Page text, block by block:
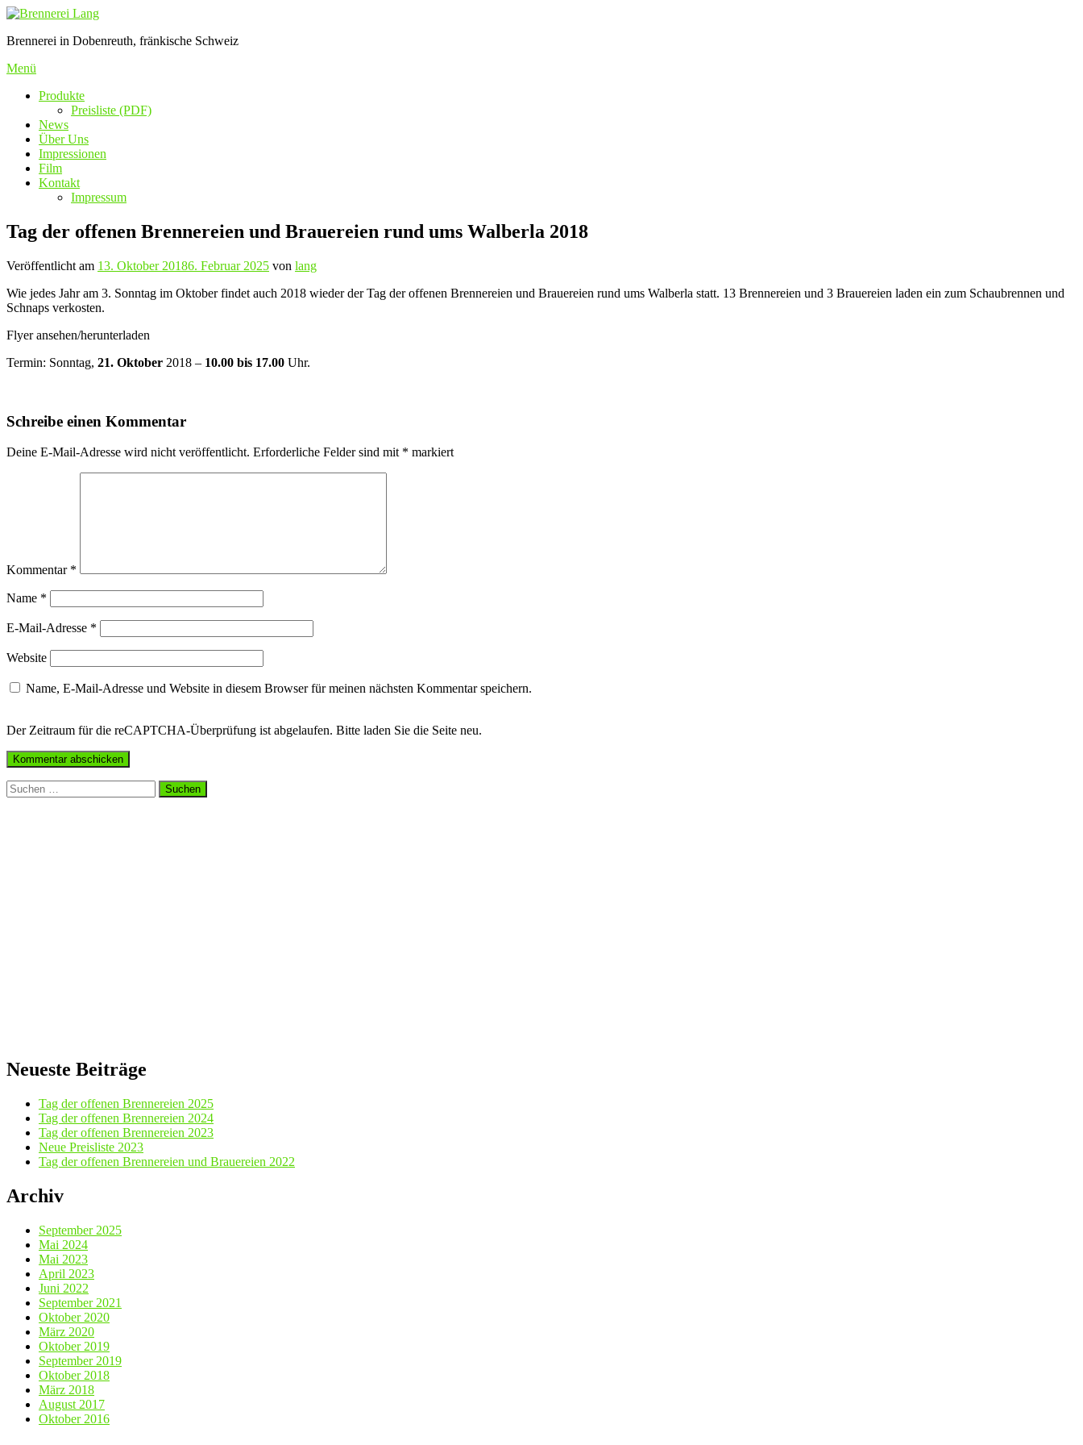
Zum
springen
Brennerei in Dobenreuth, fränkische Schweiz
Menü
Produkte
Preisliste (PDF)
News
Über Uns
Impressionen
Film
Kontakt
Impressum
Tag der offenen Brennereien und Brauereien rund ums Walberla 2018
Veröffentlicht am 13. Oktober 20186. Februar 2025 von lang
Wie jedes Jahr am 3. Sonntag im Oktober findet auch 2018 wieder der Tag der offenen Brennereien und Brauereien rund ums Walberla statt. 13 Brennereien und 3 Brauereien laden ein zum Schaubrennen und
Schnaps verkosten.
Flyer ansehen/herunterladen
Termin: Sonntag, 21. Oktober 2018 – 10.00 bis 17.00 Uhr.
Schreibe einen Kommentar
Deine E-Mail-Adresse wird nicht veröffentlicht. Erforderliche Felder sind mit * markiert
Kommentar *
Name *
E-Mail-Adresse *
Website
Name, E-Mail-Adresse und Website in diesem Browser für meinen nächsten Kommentar speichern.
Der Zeitraum für die reCAPTCHA-Überprüfung ist abgelaufen. Bitte laden Sie die Seite neu.
Suchen
nach:
Neueste Beiträge
Tag der offenen Brennereien 2025
Tag der offenen Brennereien 2024
Tag der offenen Brennereien 2023
Neue Preisliste 2023
Tag der offenen Brennereien und Brauereien 2022
Archiv
September 2025
Mai 2024
Mai 2023
April 2023
Juni 2022
September 2021
Oktober 2020
März 2020
Oktober 2019
September 2019
Oktober 2018
März 2018
August 2017
Oktober 2016